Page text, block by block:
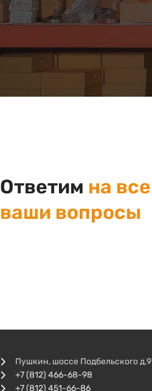
Ответим на все
ваши вопросы
Пушкин, шоссе Подбельского д.9
+7 (812) 466-68-98
+7 (812) 451-66-86